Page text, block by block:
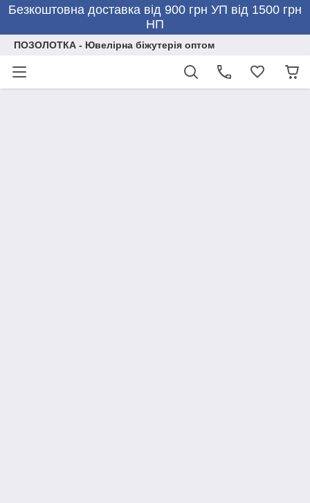
Безкоштовна доставка від 900 грн УП від 1500 грн
НП
ПОЗОЛОТКА - Ювелірна біжутерія оптом